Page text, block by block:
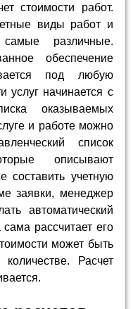
стоимости работ.
виды работ и
различные.
обеспечение
под любую
услуг начинается с
оказываемых
и работе можно
список
описывают
составить учетную
заявки, менеджер
автоматический
рассчитает его
может быть
Расчет